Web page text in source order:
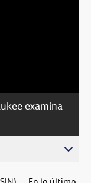
examina